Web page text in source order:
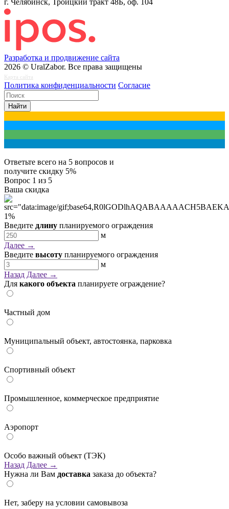
г. Челябинск, Троицкий тракт 48Б, оф. 104
Разработка и продвижение сайта
2026 © UralZabor. Все права защищены
Карта сайта
Политика конфиденциальности Согласие
Найти
Ответьте всего на 5 вопросов и
получите скидку 5%
Вопрос 1 из 5
Ваша скидка
1%
Введите длину планируемого ограждения
м
Далее →
Введите высоту планируемого ограждения
м
Назад Далее →
Для какого объекта планируете ограждение?
Частный дом
Муниципальный объект, автостоянка, парковка
Спортивный объект
Промышленное, коммерческое предприятие
Аэропорт
Особо важный объект (ТЭК)
Назад Далее →
Нужна ли Вам доставка заказа до объекта?
Нет, заберу на условии самовывоза